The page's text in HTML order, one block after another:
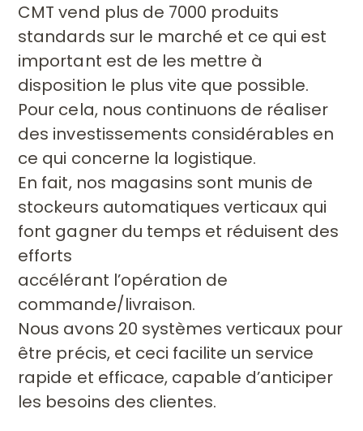
CMT vend plus de 7000 produits
standards sur le marché et ce qui est
important est de les mettre à
disposition le plus vite que possible.
Pour cela, nous continuons de réaliser
des investissements considérables en
ce qui concerne la logistique.
En fait, nos magasins sont munis de
stockeurs automatiques verticaux qui
font gagner du temps et réduisent des
efforts
accélérant l’opération de
commande/livraison.
Nous avons 20 systèmes verticaux pour
être précis, et ceci facilite un service
rapide et efficace, capable d’anticiper
les besoins des clientes.